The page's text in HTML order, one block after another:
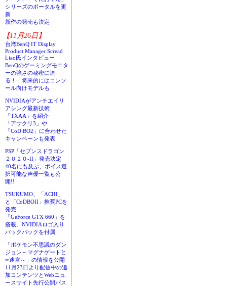
シリーズのポータルを更
新
新作の発売も決定
【11月26日】
台湾BenQ IT Display
Product Manager Scread
Liao氏インタビュー
BenQのゲーミングモニタ
ーの強さの秘密に迫
る！ 将来的にはコンソ
ール向けモデルも
NVIDIAがアンチエイリ
アシング最新技術
「TXAA」を紹介
「アサクリ3」や
「CoD:BO2」に合わせた
キャンペーンも発表
PSP「セブンスドラゴン
２０２０-II」発売決定
40名にも及ぶ、ボイス選
択可能な声優一覧も公
開!!
TSUKUMO、「ACIII」
と「CoDBOII」推奨PCを
発売
「GeForce GTX 660」を
搭載。NVIDIAロゴ入り
バックパックを付属
「ポケモン不思議のダン
ジョン～マグナゲートと
∞迷宮～」の情報を公開
11月23日より配信中の追
加コンテンツとWebニュ
ースサイト先行公開パス